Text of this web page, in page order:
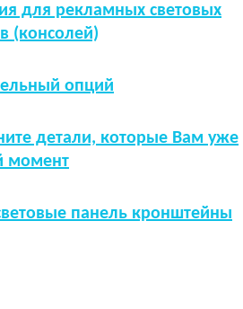
для рекламных световых
(консолей)
опций
детали, которые Вам уже
момент
панель кронштейны